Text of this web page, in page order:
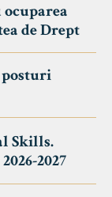
de Drept
Skills.
2027